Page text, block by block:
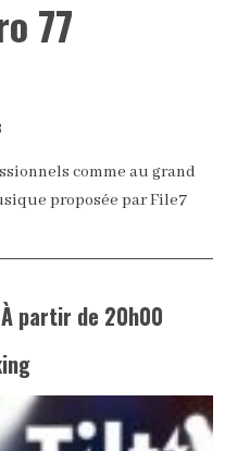
77
comme au grand
proposée par File7
partir de 20h00